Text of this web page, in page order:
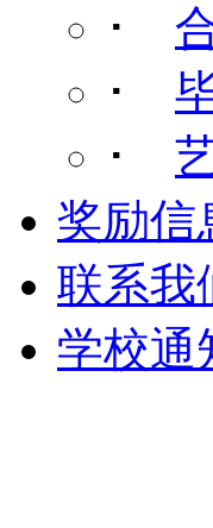
･
･
･
奖励信
联系我
学校通